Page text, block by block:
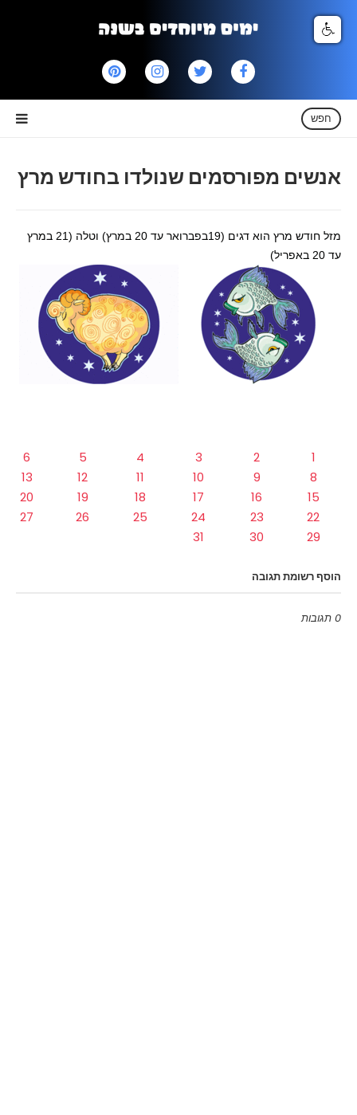
חפש
אנשים מפורסמים שנולדו בחודש מרץ
מזל חודש מרץ הוא דגים (19בפברואר עד 20 במרץ) וטלה (21 במרץ
עד 20 באפריל)
1
2
3
4
5
6
8
9
10
11
12
13
15
16
17
18
19
20
22
23
24
25
26
27
29
30
31
הוסף רשומת תגובה
0 תגובות